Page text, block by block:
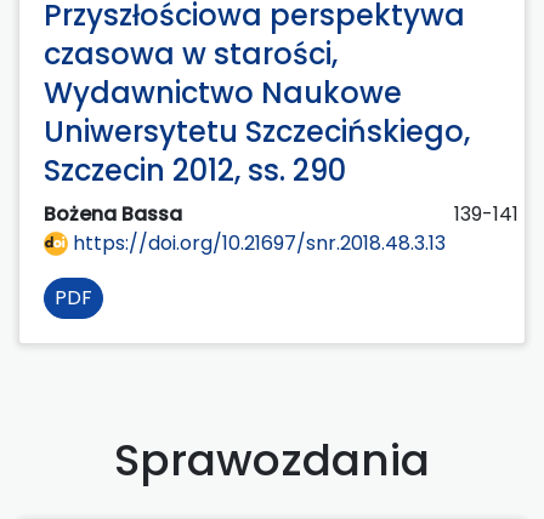
Przyszłościowa perspektywa
czasowa w starości,
Wydawnictwo Naukowe
Uniwersytetu Szczecińskiego,
Szczecin 2012, ss. 290
Bożena Bassa
139-141
https://doi.org/10.21697/snr.2018.48.3.13
PDF
Sprawozdania